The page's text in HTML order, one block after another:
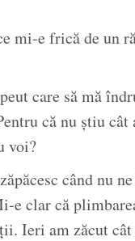
mi-e frică de
care să mă
că nu știu
voi?
când nu
e clar că
Ieri am zăcut